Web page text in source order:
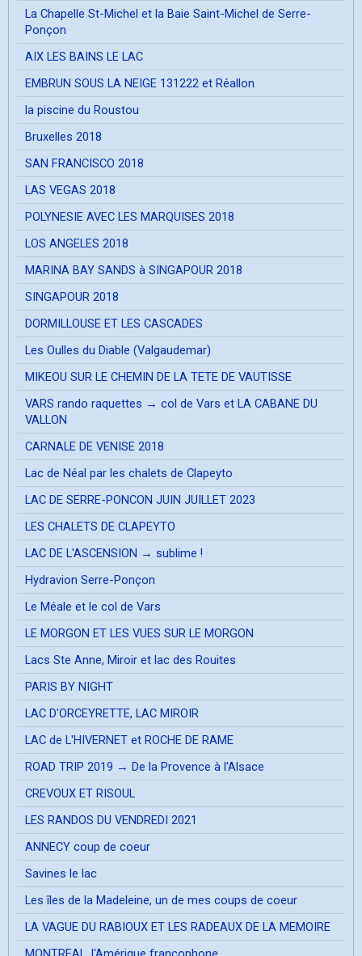
La Chapelle St-Michel et la Baie Saint-Michel de Serre-
Ponçon
AIX LES BAINS LE LAC
EMBRUN SOUS LA NEIGE 131222 et Réallon
la piscine du Roustou
Bruxelles 2018
SAN FRANCISCO 2018
LAS VEGAS 2018
POLYNESIE AVEC LES MARQUISES 2018
LOS ANGELES 2018
MARINA BAY SANDS à SINGAPOUR 2018
SINGAPOUR 2018
DORMILLOUSE ET LES CASCADES
Les Oulles du Diable (Valgaudemar)
MIKEOU SUR LE CHEMIN DE LA TETE DE VAUTISSE
VARS rando raquettes → col de Vars et LA CABANE DU
VALLON
CARNALE DE VENISE 2018
Lac de Néal par les chalets de Clapeyto
LAC DE SERRE-PONCON JUIN JUILLET 2023
LES CHALETS DE CLAPEYTO
LAC DE L'ASCENSION → sublime !
Hydravion Serre-Ponçon
Le Méale et le col de Vars
LE MORGON ET LES VUES SUR LE MORGON
Lacs Ste Anne, Miroir et lac des Rouites
PARIS BY NIGHT
LAC D'ORCEYRETTE, LAC MIROIR
LAC de L'HIVERNET et ROCHE DE RAME
ROAD TRIP 2019 → De la Provence à l'Alsace
CREVOUX ET RISOUL
LES RANDOS DU VENDREDI 2021
ANNECY coup de coeur
Savines le lac
Les îles de la Madeleine, un de mes coups de coeur
LA VAGUE DU RABIOUX ET LES RADEAUX DE LA MEMOIRE